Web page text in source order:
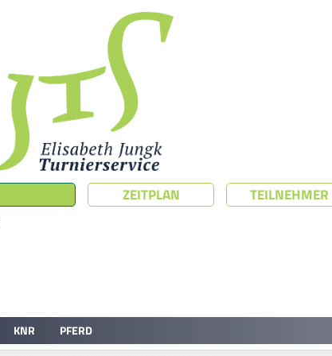
ZEITPLAN TEILNEHMER
KNR
PFERD